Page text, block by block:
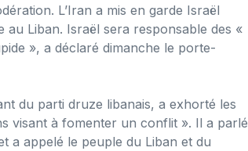
L’Iran a mis en garde Israël
au Liban. Israël sera responsable des «
», a déclaré dimanche le porte-
du parti druze libanais, a exhorté les
visant à fomenter un conflit ». Il a parlé
a appelé le peuple du Liban et du